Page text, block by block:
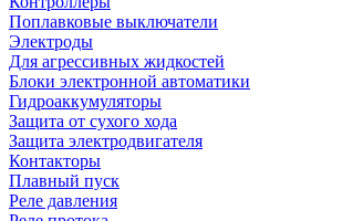
Поплавковые выключатели
Электроды
Для агрессивных жидкостей
Блоки электронной автоматики
Гидроаккумуляторы
Защита от сухого хода
Защита электродвигателя
Контакторы
Плавный пуск
Реле давления